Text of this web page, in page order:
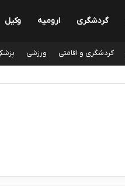
گردشگری ارومیه وکیل
گردشگری و اقامتی ورزشی